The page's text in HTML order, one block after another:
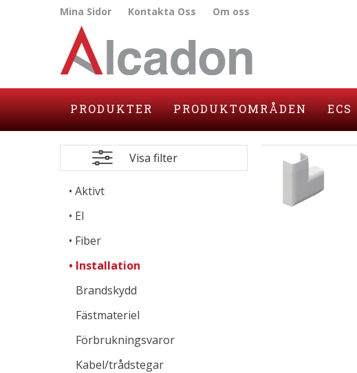
Mina Sidor Kontakta Oss Om oss
PRODUKTER PRODUKTOMRÅDEN ECS
Visa filter
Aktivt
El
Fiber
Installation
Brandskydd
Fästmateriel
Förbrukningsvaror
Kabel/trådstegar